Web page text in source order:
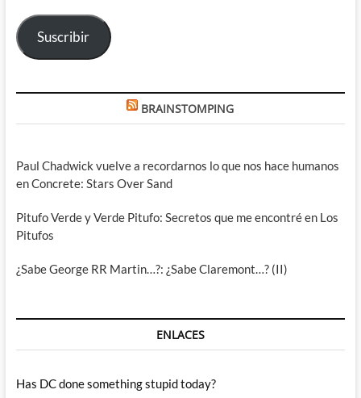
electrónico
Suscribir
BRAINSTOMPING
Paul Chadwick vuelve a recordarnos lo que nos hace humanos
en Concrete: Stars Over Sand
Pitufo Verde y Verde Pitufo: Secretos que me encontré en Los
Pitufos
¿Sabe George RR Martin…?: ¿Sabe Claremont…? (II)
ENLACES
Has DC done something stupid today?